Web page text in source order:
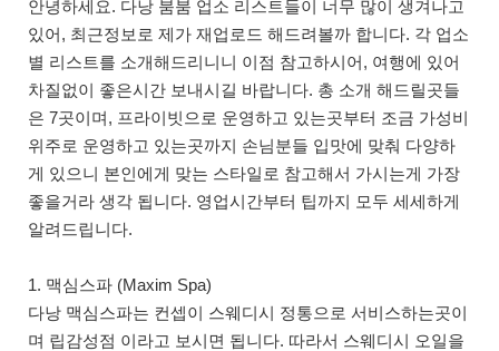
안녕하세요. 다낭 붐붐 업소 리스트들이 너무 많이 생겨나고
있어, 최근정보로 제가 재업로드 해드려볼까 합니다. 각 업소
별 리스트를 소개해드리니니 이점 참고하시어, 여행에 있어
차질없이 좋은시간 보내시길 바랍니다. 총 소개 해드릴곳들
은 7곳이며, 프라이빗으로 운영하고 있는곳부터 조금 가성비
위주로 운영하고 있는곳까지 손님분들 입맛에 맞춰 다양하
게 있으니 본인에게 맞는 스타일로 참고해서 가시는게 가장
좋을거라 생각 됩니다. 영업시간부터 팁까지 모두 세세하게
알려드립니다.
1. 맥심스파 (Maxim Spa)
다낭 맥심스파는 컨셉이 스웨디시 정통으로 서비스하는곳이
며 립감성점 이라고 보시면 됩니다. 따라서 스웨디시 오일을